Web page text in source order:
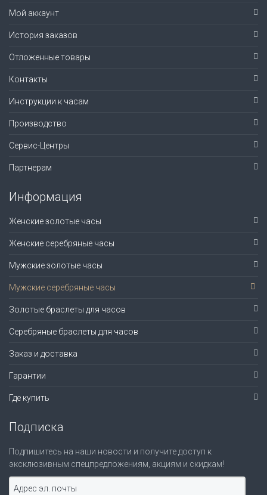
Мой аккаунт
История заказов
Отложенные товары
Контакты
Инструкции к часам
Производство
Сервис-Центры
Партнерам
Информация
Женские золотые часы
Женские серебряные часы
Мужские золотые часы
Мужские серебряные часы
Золотые браслеты для часов
Серебряные браслеты для часов
Заказ и доставка
Гарантии
Где купить
Подписка
Подпишитесь на наши новости и получите доступ к
эксклюзивным спецпредложениям, акциям и скидкам!